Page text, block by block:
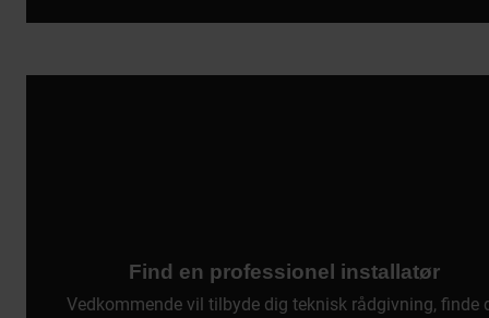
Find en professionel installatør
Vedkommende vil tilbyde dig teknisk rådgivning, finde